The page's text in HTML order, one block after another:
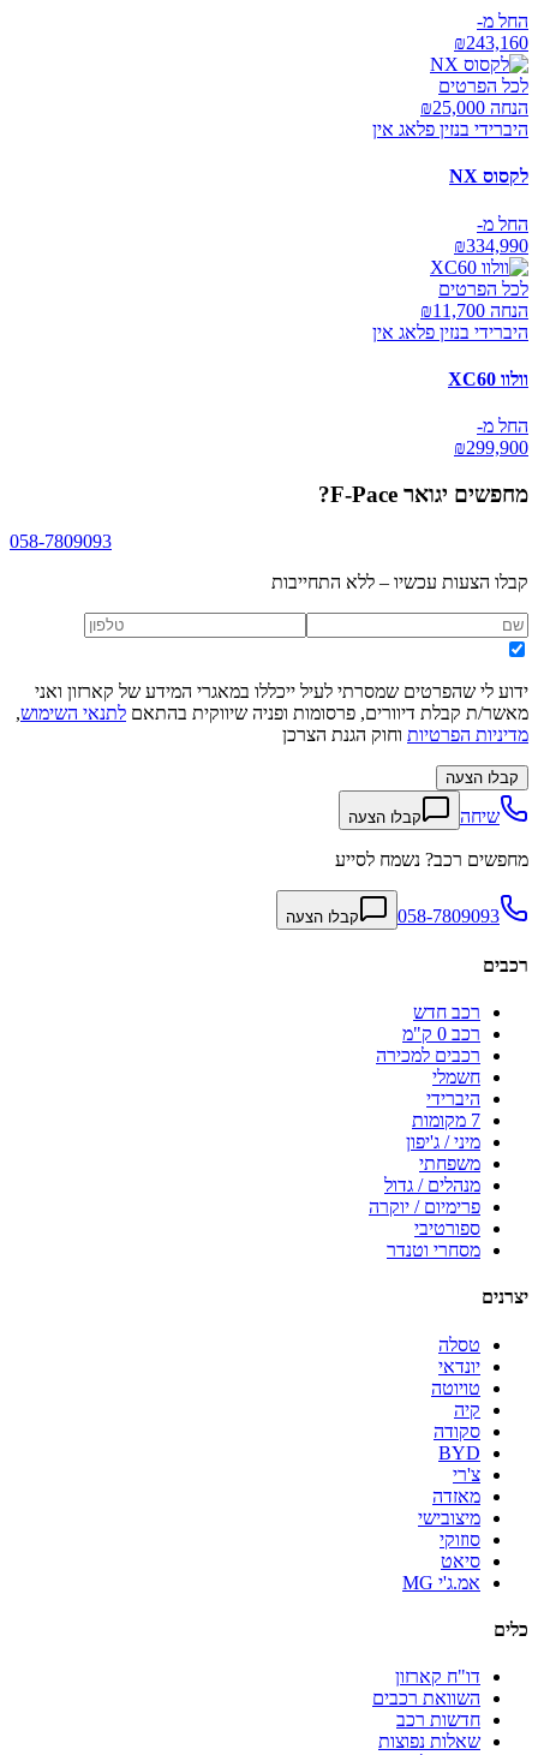
החל מ-
₪243,160
לכל הפרטים
הנחה ₪ 25,000
היברידי בנזין פלאג אין
לקסוס NX
החל מ-
₪334,990
לכל הפרטים
הנחה ₪ 11,700
היברידי בנזין פלאג אין
וולוו XC60
החל מ-
₪299,900
מחפשים יגואר F-Pace ?
058-7809093
קבלו הצעות עכשיו – ללא התחייבות
ידוע לי שהפרטים שמסרתי לעיל ייכללו במאגרי המידע של קארזון ואני
מאשר/ת קבלת דיוורים, פרסומות ופניה שיווקית בהתאם לתנאי השימוש,
מדיניות הפרטיות וחוק הגנת הצרכן
קבלו הצעה
שיחה קבלו הצעה
מחפשים רכב? נשמח לסייע
058-7809093 קבלו הצעה
רכבים
רכב חדש
רכב 0 ק"מ
רכבים למכירה
חשמלי
היברידי
7 מקומות
מיני / ג'יפון
משפחתי
מנהלים / גדול
פרימיום / יוקרה
ספורטיבי
מסחרי וטנדר
יצרנים
טסלה
יונדאי
טויוטה
קיה
סקודה
BYD
צ'רי
מאזדה
מיצובישי
סוזוקי
סיאט
אמ.ג'י MG
כלים
דו"ח קארזון
השוואת רכבים
חדשות רכב
שאלות נפוצות